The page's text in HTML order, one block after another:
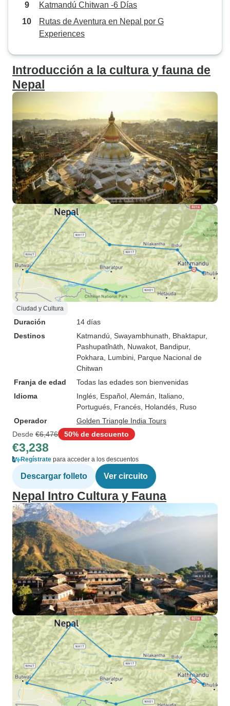
Katmandú Chitwan -6 Días
Rutas de Aventura en Nepal por G
Experiences
Introducción a la cultura y fauna de
Nepal
Ciudad y Cultura
Duración
14 días
Destinos
Katmandú , Swayambhunath , Bhaktapur,
Pashupati̇̄nāth , Nuwakot , Bandipur,
Pokhara , Lumbini , Parque Nacional de
Chitwan
Franja de edad
Todas las edades son bienvenidas
Idioma
Inglés, Español, Alemán, Italiano,
Portugués, Francés, Holandés, Ruso
Operador
Golden Triangle India Tours
Desde €6,476 50% de descuento
€3,238
Regístrate para acceder a los descuentos
Descargar folleto Ver circuito
Nepal Intro Cultura y Fauna